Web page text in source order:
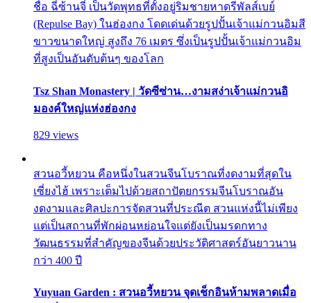
ชื่อ ฉี่ซ้านจี๋ เป็นวัดพุทธที่ตั้งอยู่ริมชายหาดรีพัลส์เบย์
(Repulse Bay) ในฮ่องกง โดดเด่นด้วยรูปปั้นเจ้าแม่กวนอิมสี
ขาวขนาดใหญ่ สูงถึง 76 เมตร ซึ่งเป็นรูปปั้นเจ้าแม่กวนอิม
ที่สูงเป็นอันดับต้นๆ ของโลก
Tsz Shan Monastery | วัดซีซ่าน…งามสง่าเจ้าแม่กวนอิ
มองค์ใหญ่แห่งฮ่องกง
829 views
สวนอวี้หยวน คือหนึ่งในสวนจีนโบราณที่งดงามที่สุดใน
เซี่ยงไฮ้ เพราะเต็มไปด้วยสถาปัตยกรรมจีนโบราณอัน
งดงามและศิลปะการจัดสวนที่ประณีต สวนแห่งนี้ไม่เพียง
แต่เป็นสถานที่พักผ่อนหย่อนใจแต่ยังเป็นมรดกทาง
วัฒนธรรมที่สำคัญของจีนด้วยประวัติศาสตร์อันยาวนาน
กว่า 400 ปี
Yuyuan Garden : สวนอวี้หยวน จุดเช็กอินห้ามพลาดเมื่อ